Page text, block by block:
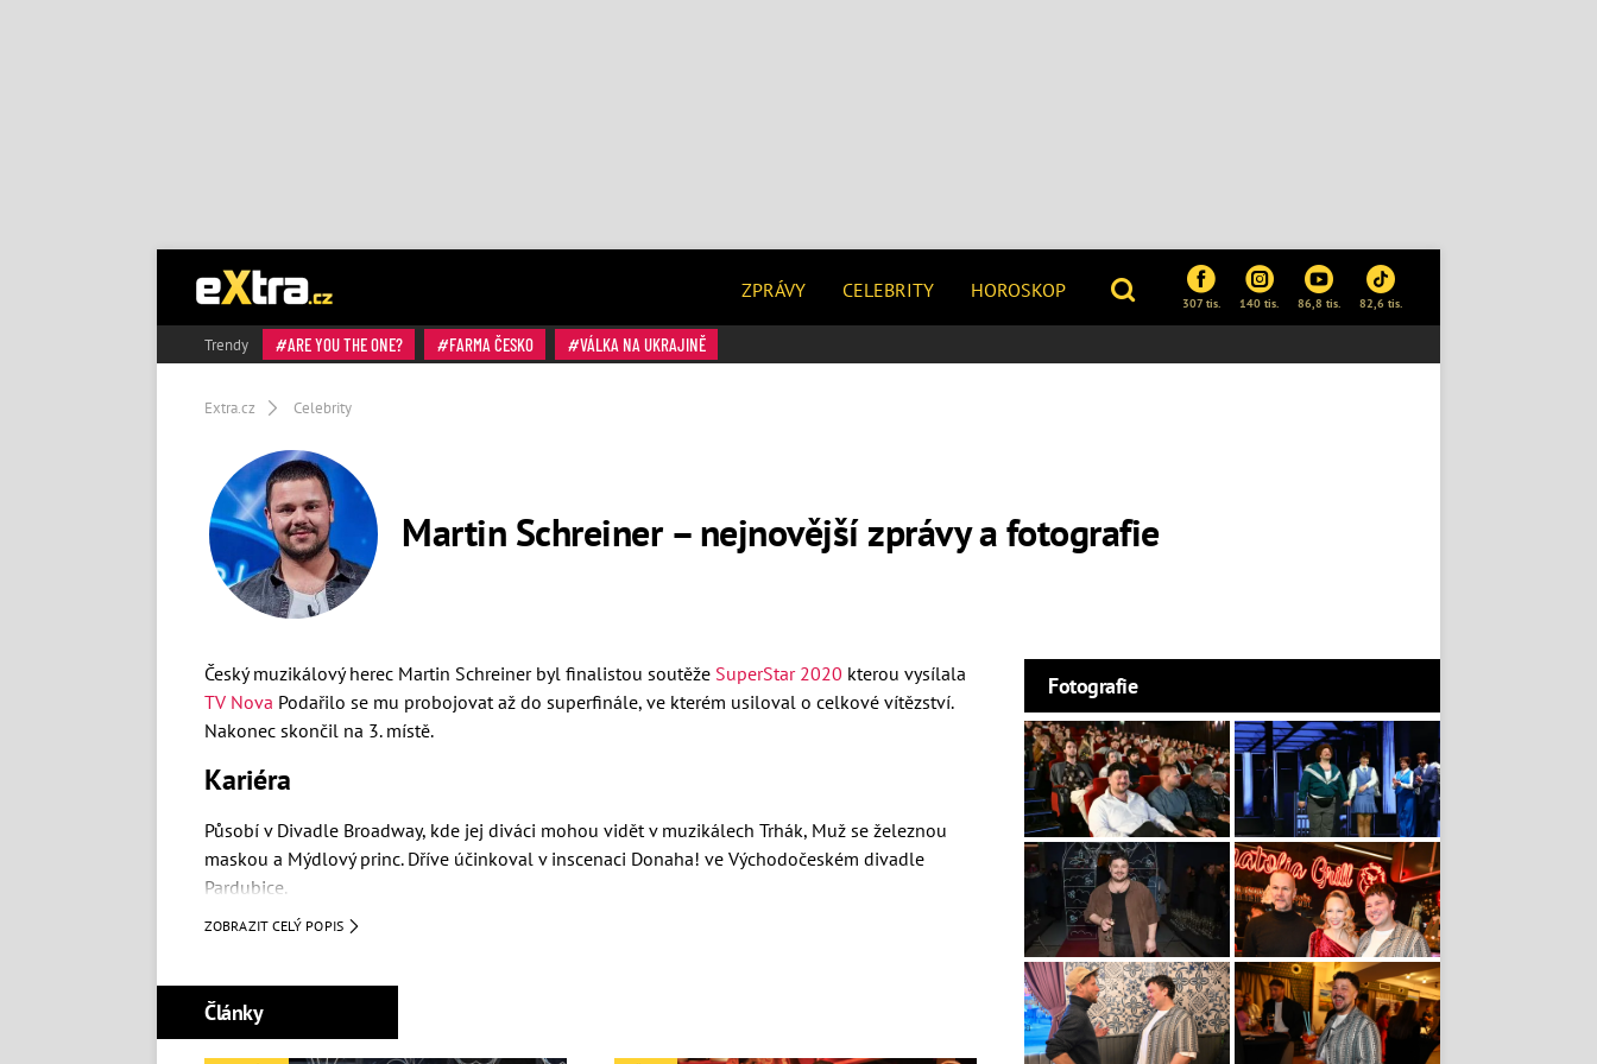
ZPRÁVY CELEBRITY HOROSKOP
307 tis. 140 tis. 86,8 tis. 82,6 tis.
Trendy ARE YOU THE ONE? FARMA ČESKO VÁLKA NA UKRAJINĚ
Extra.cz Celebrity
Martin Schreiner – nejnovější zprávy a fotografie
Český muzikálový herec Martin Schreiner byl finalistou soutěže SuperStar 2020 kterou vysílala
TV Nova Podařilo se mu probojovat až do superfinále, ve kterém usiloval o celkové vítězství.
Nakonec skončil na 3. místě.
Kariéra
Působí v Divadle Broadway, kde jej diváci mohou vidět v muzikálech Trhák, Muž se železnou
maskou a Mýdlový princ. Dříve účinkoval v inscenaci Donaha! ve Východočeském divadle
Pardubice.
V roce 2020 byl hostem pořadu
Účast v SuperStar 2020
ZOBRAZIT CELÝ POPIS
Články
Fotografie